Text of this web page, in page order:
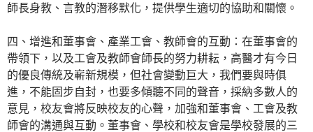
師長身教、言教的潛移默化，提供學生適切的協助和關懷。
四、增進和董事會、產業工會、教師會的互動：在董事會的
帶領下，以及工會及教師會師長的努力耕耘，高醫才有今日
的優良傳統及嶄新規模，但社會變動巨大，我們要與時俱
進，不能固步自封，也要多傾聽不同的聲音，採納多數人的
意見，校友會將反映校友的心聲，加強和董事會、工會及教
師會的溝通與互動。董事會、學校和校友會是學校發展的三